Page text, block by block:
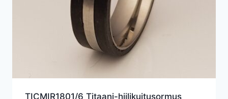
TICMIR1801/6 Titaani-hiilikuitusormus